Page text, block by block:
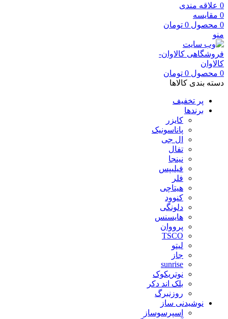
0 علاقه مندی
0 مقایسه
0 محصول 0 تومان
منو
0 محصول 0 تومان
دسته بندی کالاها
پر تخفیف
برندها
کایزر
پاناسونیک
ال جی
تفال
نینجا
فیلیپس
فلر
هیتاچی
کنوود
دلونگی
هایسنس
پرووان
TSCO
لیتو
جاز
sunrise
نوتریکوک
بلک اند دکر
روزنبرگ
نوشیدنی ساز
اسپرسوساز